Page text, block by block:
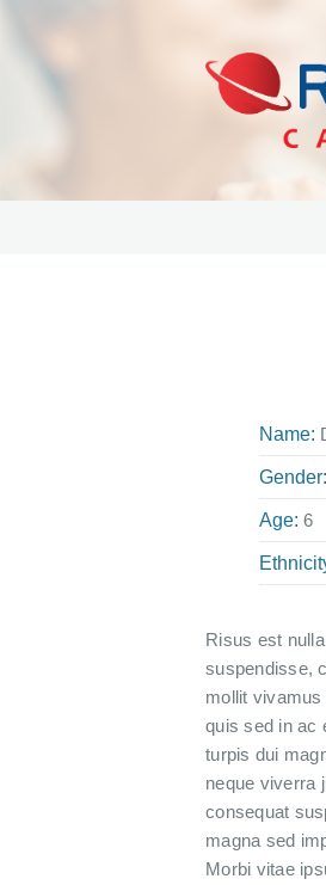
Name:
Gender:
Age: 6
Risus est
suspendisse,
mollit
quis sed in ac
turpis dui
neque viverra
consequat
magna sed
Morbi vitae